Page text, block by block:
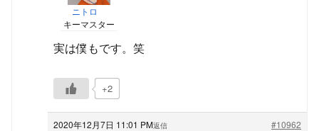
ニトロ
キーマスター
実は僕もです。笑
+2
2020年12月7日 11:01 PM #10962
返信